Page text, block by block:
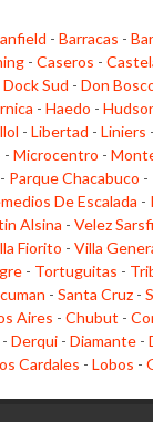
- Barracas -
- Caseros -
Dock Sud - Don
- Haedo -
- Libertad - Liniers -
- Microcentro -
- Parque Chacabuco -
De Escalada -
Alsina - Velez
Fiorito - Villa
- Tortuguitas -
- Santa Cruz -
Aires - Chubut -
- Derqui - Diamante -
Cardales - Lobos -